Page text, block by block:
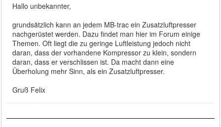
Hallo unbekannter,
grundsätzlich kann an jedem MB-trac ein Zusatzluftpresser
nachgerüstet werden. Dazu findet man hier im Forum einige
Themen. Oft liegt die zu geringe Luftleistung jedoch nicht
daran, dass der vorhandene Kompressor zu klein, sondern
daran, dass er verschlissen ist. Da macht dann eine
Überholung mehr Sinn, als ein Zusatzluftpresser.
Gruß Felix